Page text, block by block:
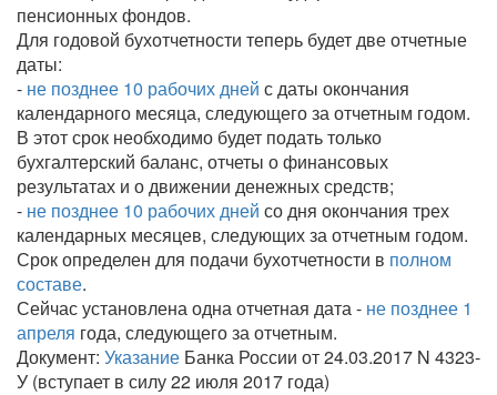
пенсионных фондов.
Для годовой бухотчетности теперь будет две отчетные
даты:
- не позднее 10 рабочих дней с даты окончания
календарного месяца, следующего за отчетным годом.
В этот срок необходимо будет подать только
бухгалтерский баланс, отчеты о финансовых
результатах и о движении денежных средств;
- не позднее 10 рабочих дней со дня окончания трех
календарных месяцев, следующих за отчетным годом.
Срок определен для подачи бухотчетности в полном
составе.
Сейчас установлена одна отчетная дата - не позднее 1
апреля года, следующего за отчетным.
Документ: Указание Банка России от 24.03.2017 N 4323-
У (вступает в силу 22 июля 2017 года)